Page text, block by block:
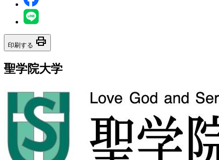
印刷する print
聖学院大学